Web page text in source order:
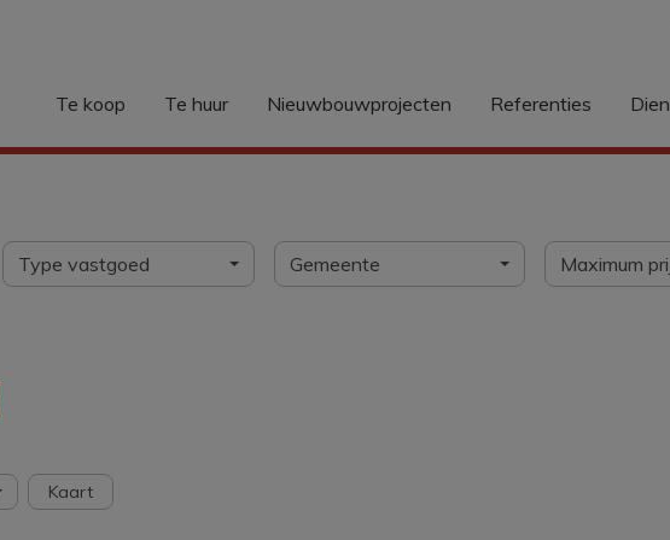
Te koop Te huur Nieuwbouwprojecten Referenties
Vind hier uw ideale
Type vastgoed Gemeente Maximum
Kaart